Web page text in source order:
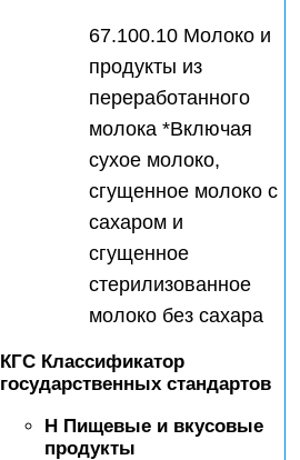
67.100.10 Молоко и
продукты из
переработанного
молока *Включая
сухое молоко,
сгущенное молоко с
сахаром и
сгущенное
стерилизованное
молоко без сахара
КГС Классификатор
государственных стандартов
Н Пищевые и вкусовые
продукты